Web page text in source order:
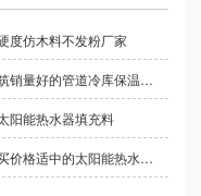
度仿木料不发粉厂家
好用的管道冷库保温填充-为您推荐盛居建筑销量好的管道冷库保温填充物
阳能热水器填充料
杭州市太阳能热水器填充料生产公司-想购买价格适中的太阳能热水器填充料，选择盛居建筑